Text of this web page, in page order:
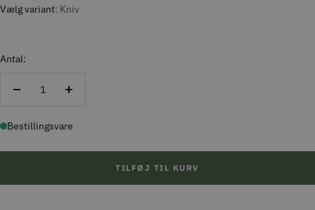
Vælg variant Kniv
Antal:
Reducer
Forøg
Bestillingsvare
TILFØJ TIL KURV